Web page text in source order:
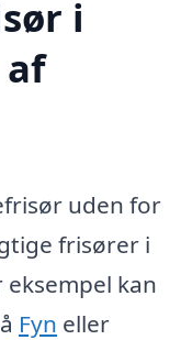
i
uden for
frisører i
kan
Fyn eller